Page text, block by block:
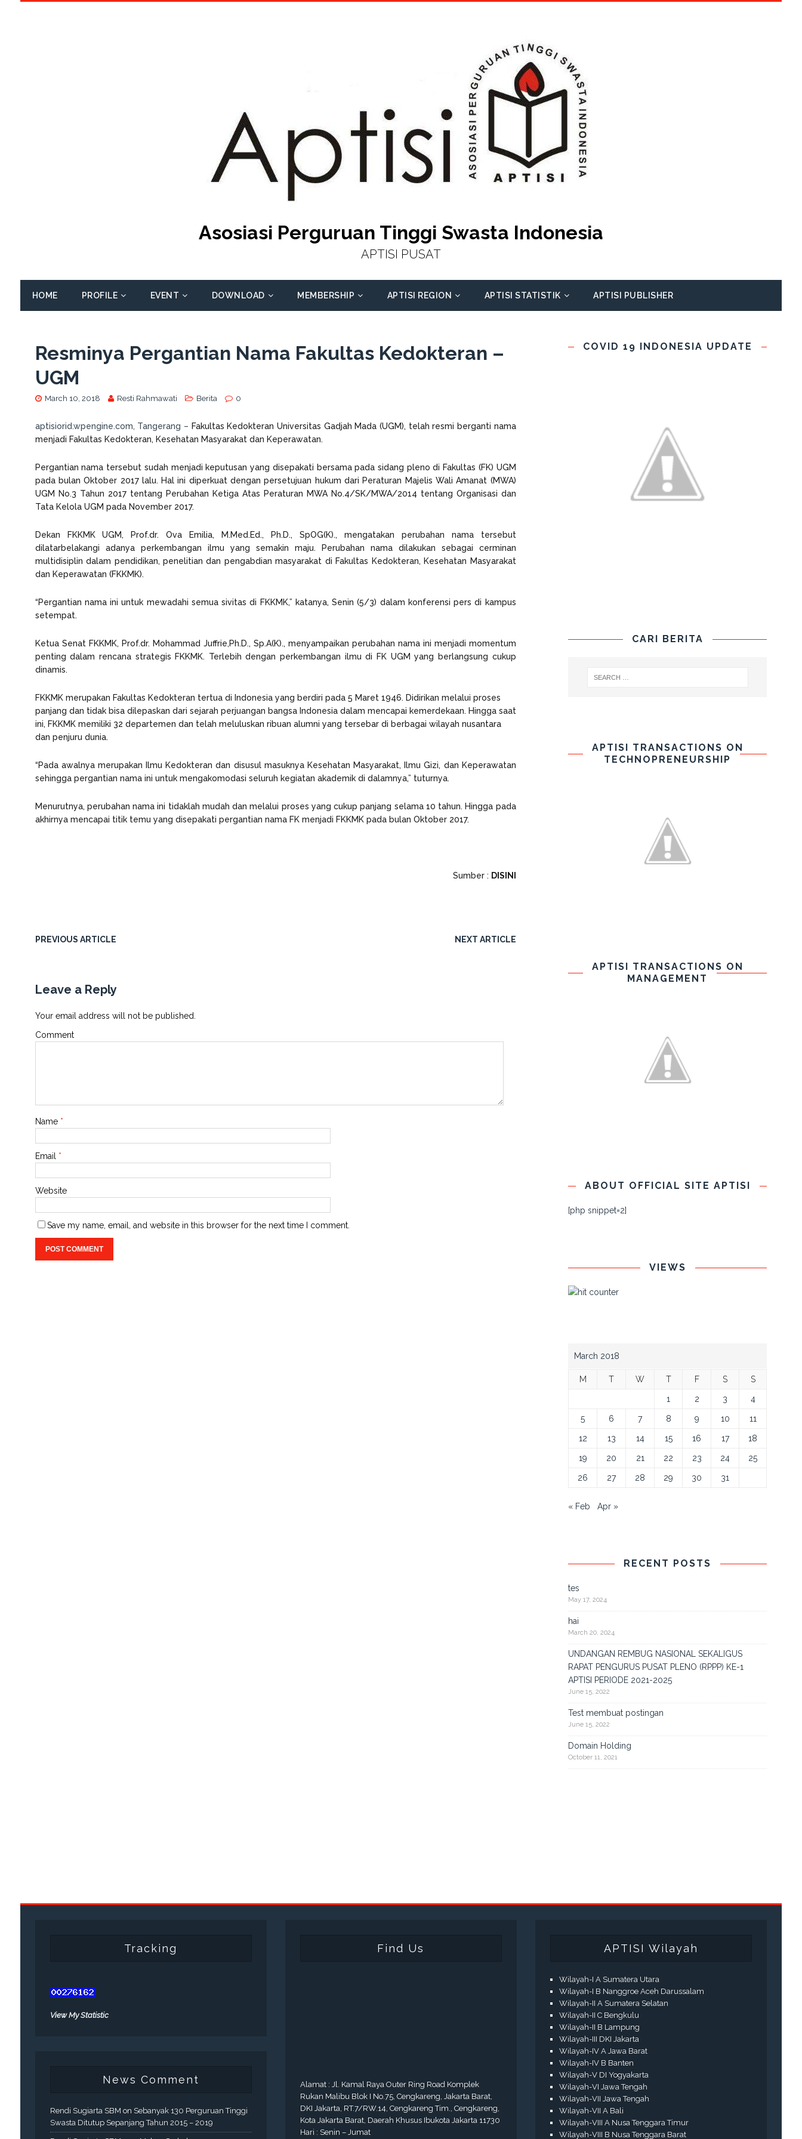
Asosiasi Perguruan Tinggi Swasta Indonesia
APTISI PUSAT
HOME PROFILE EVENT DOWNLOAD MEMBERSHIP APTISI REGION APTISI STATISTIK APTISI PUBLISHER
Resminya Pergantian Nama Fakultas Kedokteran –
UGM
March 10, 2018 Resti Rahmawati Berita 0
aptisiorid.wpengine.com, Tangerang – Fakultas Kedokteran Universitas Gadjah Mada (UGM), telah resmi berganti nama
menjadi Fakultas Kedokteran, Kesehatan Masyarakat dan Keperawatan.
Pergantian nama tersebut sudah menjadi keputusan yang disepakati bersama pada sidang pleno di Fakultas (FK) UGM
pada bulan Oktober 2017 lalu. Hal ini diperkuat dengan persetujuan hukum dari Peraturan Majelis Wali Amanat (MWA)
UGM No.3 Tahun 2017 tentang Perubahan Ketiga Atas Peraturan MWA No.4/SK/MWA/2014 tentang Organisasi dan
Tata Kelola UGM pada November 2017.
Dekan FKKMK UGM, Prof.dr. Ova Emilia, M.Med.Ed., Ph.D., SpOG(K)., mengatakan perubahan nama tersebut
dilatarbelakangi adanya perkembangan ilmu yang semakin maju. Perubahan nama dilakukan sebagai cerminan
multidisiplin dalam pendidikan, penelitian dan pengabdian masyarakat di Fakultas Kedokteran, Kesehatan Masyarakat
dan Keperawatan (FKKMK).
“Pergantian nama ini untuk mewadahi semua sivitas di FKKMK,” katanya, Senin (5/3) dalam konferensi pers di kampus
setempat.
Ketua Senat FKKMK, Prof.dr. Mohammad Juffrie,Ph.D., Sp.A(K)., menyampaikan perubahan nama ini menjadi momentum
penting dalam rencana strategis FKKMK. Terlebih dengan perkembangan ilmu di FK UGM yang berlangsung cukup
dinamis.
FKKMK merupakan Fakultas Kedokteran tertua di Indonesia yang berdiri pada 5 Maret 1946. Didirikan melalui proses
panjang dan tidak bisa dilepaskan dari sejarah perjuangan bangsa Indonesia dalam mencapai kemerdekaan. Hingga saat
ini, FKKMK memiliki 32 departemen dan telah meluluskan ribuan alumni yang tersebar di berbagai wilayah nusantara
dan penjuru dunia.
“Pada awalnya merupakan Ilmu Kedokteran dan disusul masuknya Kesehatan Masyarakat, Ilmu Gizi, dan Keperawatan
sehingga pergantian nama ini untuk mengakomodasi seluruh kegiatan akademik di dalamnya,” tuturnya.
Menurutnya, perubahan nama ini tidaklah mudah dan melalui proses yang cukup panjang selama 10 tahun. Hingga pada
akhirnya mencapai titik temu yang disepakati pergantian nama FK menjadi FKKMK pada bulan Oktober 2017.
Sumber : DISINI
PREVIOUS ARTICLE NEXT ARTICLE
Leave a Reply
Your email address will not be published.
Comment
Name *
Email *
Website
Save my name, email, and website in this browser for the next time I comment.
COVID 19 INDONESIA UPDATE
CARI BERITA
APTISI TRANSACTIONS ON
TECHNOPRENEURSHIP
APTISI TRANSACTIONS ON
MANAGEMENT
ABOUT OFFICIAL SITE APTISI
[php snippet=2]
VIEWS
March 2018
M T W T F S S
1 2 3 4
5 6 7 8 9 10 11
12 13 14 15 16 17 18
19 20 21 22 23 24 25
26 27 28 29 30 31
« Feb Apr »
RECENT POSTS
tes
May 17, 2024
hai
March 20, 2024
UNDANGAN REMBUG NASIONAL SEKALIGUS
RAPAT PENGURUS PUSAT PLENO (RPPP) KE-1
APTISI PERIODE 2021-2025
June 15, 2022
Test membuat postingan
June 15, 2022
Domain Holding
October 11, 2021
Tracking
View My Statistic
News Comment
Rendi Sugiarta SBM on Sebanyak 130 Perguruan Tinggi
Swasta Ditutup Sepanjang Tahun 2015 – 2019
Find Us
Alamat : Jl. Kamal Raya Outer Ring Road Komplek
Rukan Malibu Blok I No.75, Cengkareng, Jakarta Barat,
DKI Jakarta, RT.7/RW.14, Cengkareng Tim., Cengkareng,
Kota Jakarta Barat, Daerah Khusus Ibukota Jakarta 11730
Hari : Senin – Jumat
APTISI Wilayah
Wilayah-I A Sumatera Utara
Wilayah-I B Nanggroe Aceh Darussalam
Wilayah-II A Sumatera Selatan
Wilayah-II C Bengkulu
Wilayah-II B Lampung
Wilayah-III DKI Jakarta
Wilayah-IV A Jawa Barat
Wilayah-IV B Banten
Wilayah-V DI Yogyakarta
Wilayah-VI Jawa Tengah
Wilayah-VII Jawa Tengah
Wilayah-VII A Bali
Wilayah-VIII A Nusa Tenggara Timur
Wilayah-VIII B Nusa Tenggara Barat